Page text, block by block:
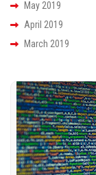
May 2019
April 2019
March 2019